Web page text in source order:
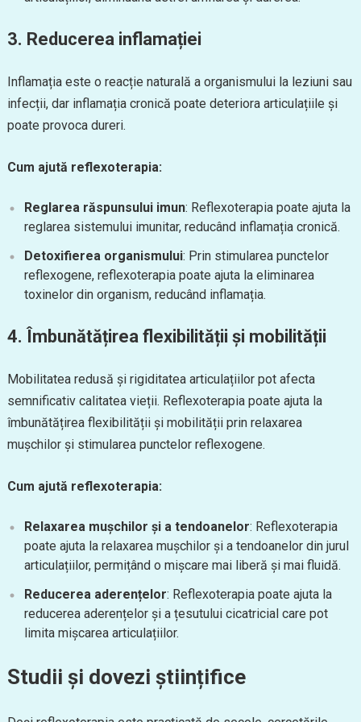
3. Reducerea inflamației
Inflamația este o reacție naturală a organismului la leziuni sau
infecții, dar inflamația cronică poate deteriora articulațiile și
poate provoca dureri.
Cum ajută reflexoterapia:
Reglarea răspunsului imun: Reflexoterapia poate ajuta la
reglarea sistemului imunitar, reducând inflamația cronică.
Detoxifierea organismului: Prin stimularea punctelor
reflexogene, reflexoterapia poate ajuta la eliminarea
toxinelor din organism, reducând inflamația.
4. Îmbunătățirea flexibilității și mobilității
Mobilitatea redusă și rigiditatea articulațiilor pot afecta
semnificativ calitatea vieții. Reflexoterapia poate ajuta la
îmbunătățirea flexibilității și mobilității prin relaxarea
mușchilor și stimularea punctelor reflexogene.
Cum ajută reflexoterapia:
Relaxarea mușchilor și a tendoanelor: Reflexoterapia
poate ajuta la relaxarea mușchilor și a tendoanelor din jurul
articulațiilor, permițând o mișcare mai liberă și mai fluidă.
Reducerea aderențelor: Reflexoterapia poate ajuta la
reducerea aderențelor și a țesutului cicatricial care pot
limita mișcarea articulațiilor.
Studii și dovezi științifice